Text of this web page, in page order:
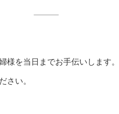
様を当日までお手伝いします。
さい。